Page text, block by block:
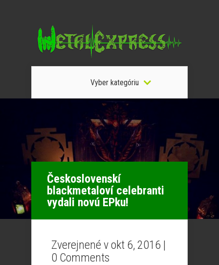
Vyber kategóriu
Československí
blackmetaloví celebranti
vydali novú EPku!
Zverejnené v okt 6, 2016 |
0 Comments